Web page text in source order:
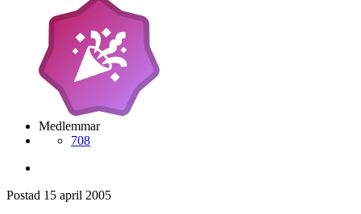
Medlemmar
708
Postad 15 april 2005